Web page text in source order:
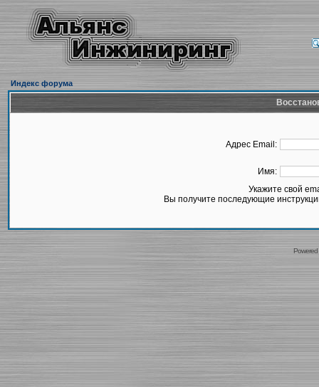
Индекс форума
Адрес Email:
Имя:
Укажите свой
Вы получите последующие